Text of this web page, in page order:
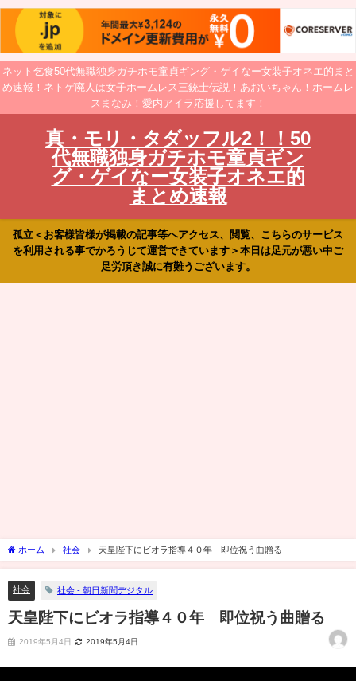
ネット乞食50代無職独身ガチホモ童貞ギング・ゲイなー女装子オネエ的まと
め速報！ネトゲ廃人は女子ホームレス三銃士伝説！あおいちゃん！ホームレ
スまなみ！愛内アイラ応援してます！
真・モリ・タダッフル2！！50
代無職独身ガチホモ童貞ギン
グ・ゲイなー女装子オネエ的
まとめ速報
孤立＜お客様皆様が掲載の記事等へアクセス、閲覧、こちらのサービス
を利用される事でかろうじて運営できています＞本日は足元が悪い中ご
足労頂き誠に有難うございます。
ホーム 社会 天皇陛下にビオラ指導４０年 即位祝う曲贈る
社会 社会 - 朝日新聞デジタル
天皇陛下にビオラ指導４０年 即位祝う曲贈る
2019年5月4日 2019年5月4日